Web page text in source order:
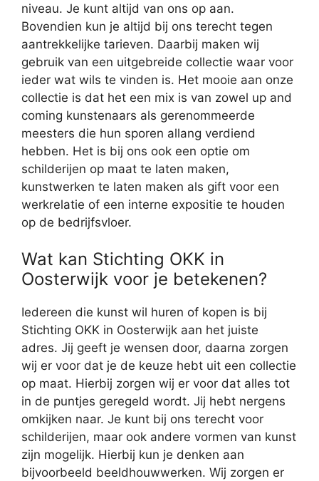
niveau. Je kunt altijd van ons op aan.
Bovendien kun je altijd bij ons terecht tegen
aantrekkelijke tarieven. Daarbij maken wij
gebruik van een uitgebreide collectie waar voor
ieder wat wils te vinden is. Het mooie aan onze
collectie is dat het een mix is van zowel up and
coming kunstenaars als gerenommeerde
meesters die hun sporen allang verdiend
hebben. Het is bij ons ook een optie om
schilderijen op maat te laten maken,
kunstwerken te laten maken als gift voor een
werkrelatie of een interne expositie te houden
op de bedrijfsvloer.
Wat kan Stichting OKK in
Oosterwijk voor je betekenen?
Iedereen die kunst wil huren of kopen is bij
Stichting OKK in Oosterwijk aan het juiste
adres. Jij geeft je wensen door, daarna zorgen
wij er voor dat je de keuze hebt uit een collectie
op maat. Hierbij zorgen wij er voor dat alles tot
in de puntjes geregeld wordt. Jij hebt nergens
omkijken naar. Je kunt bij ons terecht voor
schilderijen, maar ook andere vormen van kunst
zijn mogelijk. Hierbij kun je denken aan
bijvoorbeeld beeldhouwwerken. Wij zorgen er